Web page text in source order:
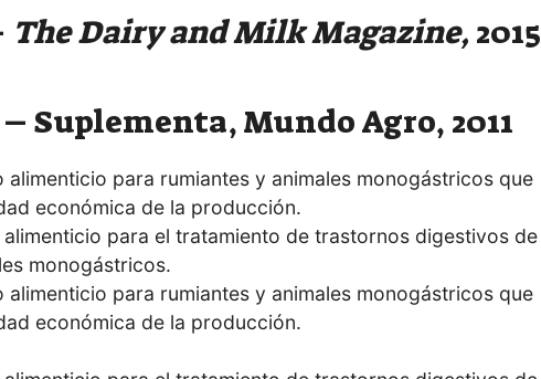
The Dairy and MilkMagazine, 2015
Suplementa, Mundo Agro, 2011